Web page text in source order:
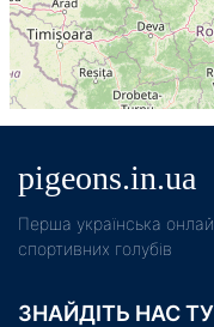
pigeons.in.ua
Пeрша українська
спортивних голубів
ЗНАЙДІТЬ НАС